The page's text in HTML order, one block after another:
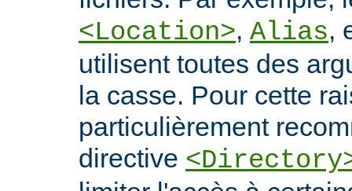
<Location>, Alias,
utilisent toutes des
la casse. Pour cette
particulièrement
directive